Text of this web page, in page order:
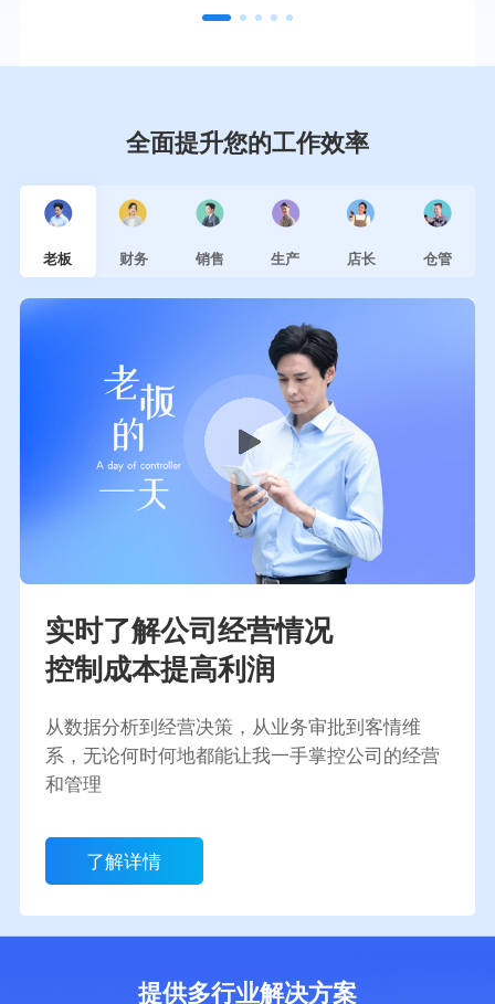
全面提升您的工作效率
老板 财务 销售 生产 店长 仓管
实时了解公司经营情况
控制成本提高利润
从数据分析到经营决策，从业务审批到客情维
系，无论何时何地都能让我一手掌控公司的经营
和管理
了解详情
提供多行业解决方案